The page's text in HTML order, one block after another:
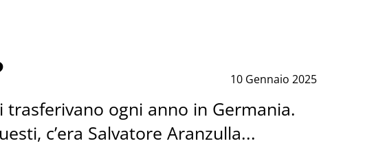
10 Gennaio 2025
ogni anno in Germania.
c’era Salvatore Aranzulla...